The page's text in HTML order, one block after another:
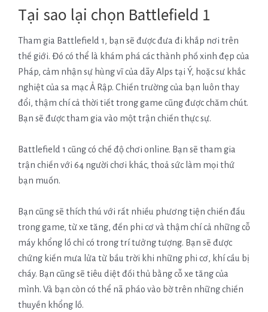
Tại sao lại chọn Battlefield 1
Tham gia Battlefield 1, bạn sẽ được đưa đi khắp nơi trên
thế giới. Đó có thể là khám phá các thành phố xinh đẹp của
Pháp, cảm nhận sự hùng vĩ của dãy Alps tại Ý, hoặc sư khắc
nghiệt của sa mạc Ả Rập. Chiến trường của bạn luôn thay
đổi, thậm chí cả thời tiết trong game cũng được chăm chút.
Bạn sẽ được tham gia vào một trận chiến thực sự.
Battlefield 1 cũng có chế độ chơi online. Bạn sẽ tham gia
trận chiến với 64 người chơi khác, thoả sức làm mọi thứ
bạn muốn.
Bạn cũng sẽ thích thú với rất nhiều phương tiện chiến đấu
trong game, từ xe tăng, đến phi cơ và thậm chí cả những cỗ
máy khổng lồ chỉ có trong trí tưởng tượng. Bạn sẽ được
chứng kiến mưa lửa từ bầu trời khi những phi cơ, khí cầu bị
cháy. Bạn cũng sẽ tiêu diệt đối thủ bằng cỗ xe tăng của
mình. Và bạn còn có thể nã pháo vào bờ trên những chiến
thuyền khổng lồ.